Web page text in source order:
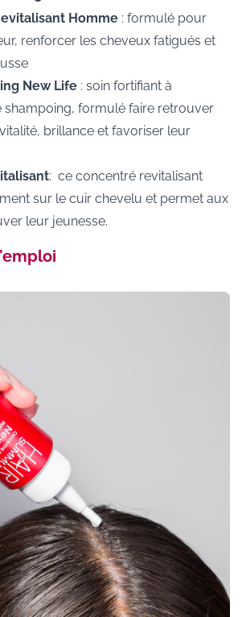
Homme : formulé pour
renforcer les cheveux fatigués et
New Life : soin fortifiant à
shampoing, formulé faire retrouver
brillance et favoriser leur
: ce concentré revitalisant
sur le cuir chevelu et permet aux
leur jeunesse.